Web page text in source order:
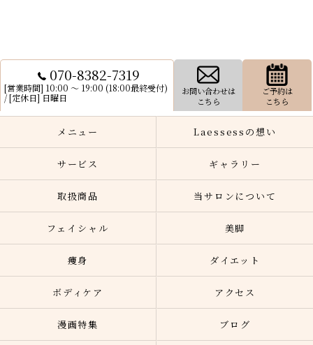
070-8382-7319
[営業時間] 10:00 〜 19:00 (18:00最終受付)
/ [定休日] 日曜日
お問い合わせは
こちら
ご予約は
こちら
メニュー Laessessの想い
サービス ギャラリー
取扱商品 当サロンについて
フェイシャル 美脚
痩身 ダイエット
ボディケア アクセス
漫画特集 ブログ